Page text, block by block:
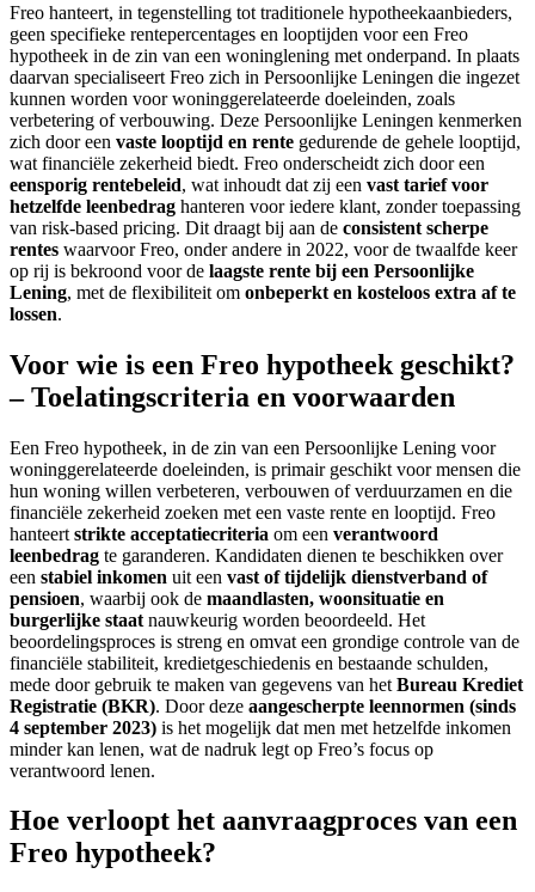
Freo hanteert, in tegenstelling tot traditionele hypotheekaanbieders,
geen specifieke rentepercentages en looptijden voor een Freo
hypotheek in de zin van een woninglening met onderpand. In plaats
daarvan specialiseert Freo zich in Persoonlijke Leningen die ingezet
kunnen worden voor woninggerelateerde doeleinden, zoals
verbetering of verbouwing. Deze Persoonlijke Leningen kenmerken
zich door een vaste looptijd en rente gedurende de gehele looptijd,
wat financiële zekerheid biedt. Freo onderscheidt zich door een
eensporig rentebeleid, wat inhoudt dat zij een vast tarief voor
hetzelfde leenbedrag hanteren voor iedere klant, zonder toepassing
van risk-based pricing. Dit draagt bij aan de consistent scherpe
rentes waarvoor Freo, onder andere in 2022, voor de twaalfde keer
op rij is bekroond voor de laagste rente bij een Persoonlijke
Lening, met de flexibiliteit om onbeperkt en kosteloos extra af te
lossen.
Voor wie is een Freo hypotheek geschikt?
– Toelatingscriteria en voorwaarden
Een Freo hypotheek, in de zin van een Persoonlijke Lening voor
woninggerelateerde doeleinden, is primair geschikt voor mensen die
hun woning willen verbeteren, verbouwen of verduurzamen en die
financiële zekerheid zoeken met een vaste rente en looptijd. Freo
hanteert strikte acceptatiecriteria om een verantwoord
leenbedrag te garanderen. Kandidaten dienen te beschikken over
een stabiel inkomen uit een vast of tijdelijk dienstverband of
pensioen, waarbij ook de maandlasten, woonsituatie en
burgerlijke staat nauwkeurig worden beoordeeld. Het
beoordelingsproces is streng en omvat een grondige controle van de
financiële stabiliteit, kredietgeschiedenis en bestaande schulden,
mede door gebruik te maken van gegevens van het Bureau Krediet
Registratie (BKR). Door deze aangescherpte leennormen (sinds
4 september 2023) is het mogelijk dat men met hetzelfde inkomen
minder kan lenen, wat de nadruk legt op Freo’s focus op
verantwoord lenen.
Hoe verloopt het aanvraagproces van een
Freo hypotheek?